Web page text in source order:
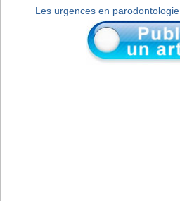
Les urgences en parodontologie